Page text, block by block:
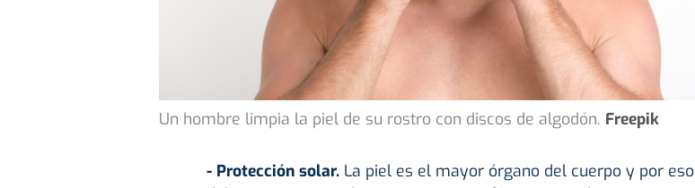
Un hombre limpia la piel de su rostro con discos de algodón. Freepik
- Protección solar. La piel es el mayor órgano del cuerpo y por eso